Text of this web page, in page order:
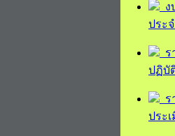
ง
ประ
ร
ปฏิบั
ร
ประ